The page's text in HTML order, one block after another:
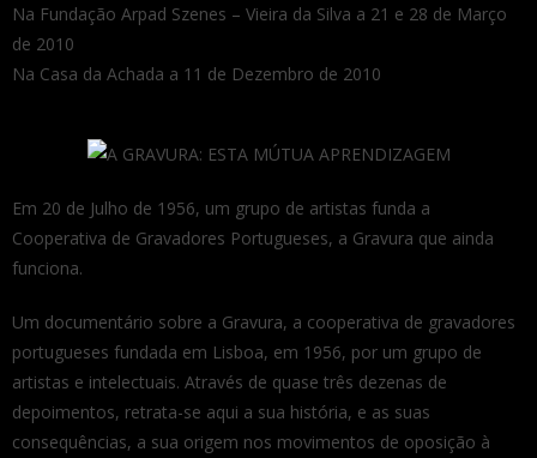
Na Fundação Arpad Szenes – Vieira da Silva a 21 e 28 de Março
de 2010
Na Casa da Achada a 11 de Dezembro de 2010
Em 20 de Julho de 1956, um grupo de artistas funda a
Cooperativa de Gravadores Portugueses, a Gravura que ainda
funciona.
Um documentário sobre a Gravura, a cooperativa de gravadores
portugueses fundada em Lisboa, em 1956, por um grupo de
artistas e intelectuais. Através de quase três dezenas de
depoimentos, retrata-se aqui a sua história, e as suas
consequências, a sua origem nos movimentos de oposição à